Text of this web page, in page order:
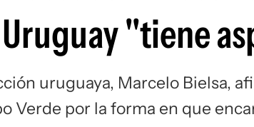
"tiene
uruguaya, Marcelo Bielsa,
Verde por la forma en que